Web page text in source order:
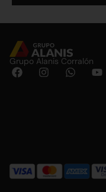
Grupo Alanis Corralón